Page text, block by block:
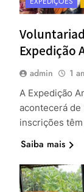
Expedição
admin 1
A Expedição
acontecerá de
inscrições
Saiba mais